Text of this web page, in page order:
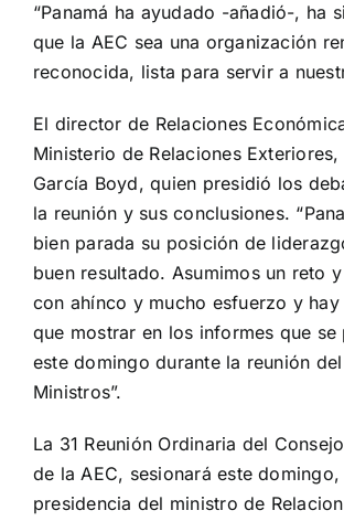
“Panamá ha ayudado -añadió-, ha
que la AEC sea una organización
reconocida, lista para servir a
El director de Relaciones
Ministerio de Relaciones Exteriores,
García Boyd, quien presidió los
la reunión y sus conclusiones.
bien parada su posición de
buen resultado. Asumimos un reto
con ahínco y mucho esfuerzo y hay
que mostrar en los informes que se
este domingo durante la reunión
Ministros”.
La 31 Reunión Ordinaria del
de la AEC, sesionará este
presidencia del ministro de